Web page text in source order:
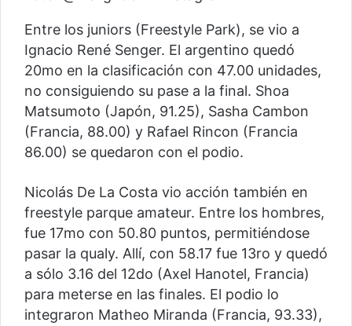
Entre los juniors (Freestyle Park), se vio a
Ignacio René Senger. El argentino quedó
20mo en la clasificación con 47.00 unidades,
no consiguiendo su pase a la final. Shoa
Matsumoto (Japón, 91.25), Sasha Cambon
(Francia, 88.00) y Rafael Rincon (Francia
86.00) se quedaron con el podio.
Nicolás De La Costa vio acción también en
freestyle parque amateur. Entre los hombres,
fue 17mo con 50.80 puntos, permitiéndose
pasar la qualy. Allí, con 58.17 fue 13ro y quedó
a sólo 3.16 del 12do (Axel Hanotel, Francia)
para meterse en las finales. El podio lo
integraron Matheo Miranda (Francia, 93.33),